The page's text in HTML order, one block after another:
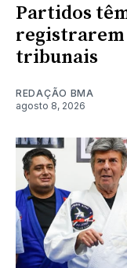
Partidos
registrarem
tribunais
REDAÇÃO BMA
agosto 8, 2026